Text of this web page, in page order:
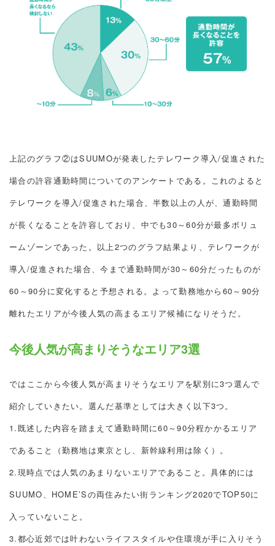
上記のグラフ②はSUUMOが発表したテレワーク導入/促進された
場合の許容通勤時間についてのアンケートである。これのよると
テレワークを導入/促進された場合、半数以上の人が、通勤時間
が長くなることを許容しており、中でも30～60分が最多ボリュ
ームゾーンであった。以上2つのグラフ結果より、テレワークが
導入/促進された場合、今まで通勤時間が30～60分だったものが
60～90分に変化すると予想される。よって勤務地から60～90分
離れたエリアが今後人気の高まるエリア候補になりそうだ。
今後人気が高まりそうなエリア3選
ではここから今後人気が高まりそうなエリアを駅別に3つ選んで
紹介していきたい。選んだ基準としては大きく以下3つ。
1.既述した内容を踏まえて通勤時間に60～90分程かかるエリア
であること（勤務地は東京とし、新幹線利用は除く）。
2.現時点では人気のあまりないエリアであること。具体的には
SUUMO、HOME’Sの両住みたい街ランキング2020でTOP50に
入っていないこと。
3.都心近郊では叶わないライフスタイルや住環境が手に入りそう